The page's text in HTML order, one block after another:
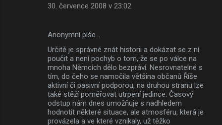
30. července 2008 v 23:02
Anonymní píše…
Určitě je správné znát historii a dokázat se z ní
poučit a není pochyb o tom, že se po válce na
mnoha Němcích dělo bezpráví. Nesrovnatelné s
tím, do čeho se namočila většina občanů Říše
aktivní či pasivní podporou, na druhou stranu lze
také stěží poměřovat utrpení jedince. Časový
odstup nám dnes umožňuje s nadhledem
hodnotit některé situace, ale atmosféru, která je
provázela a ve které vznikaly, už těžko